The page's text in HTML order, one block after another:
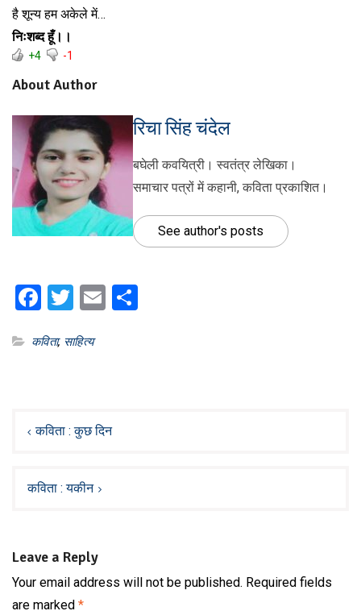
है शून्य हम अकेले में…
निःशब्द हूँ।।
+4 -1
About Author
रिचा सिंह चंदेल
बघेली कवयित्री। स्वतंत्र लेखिका।
समाचार पत्रों में कहानी, कविता प्रकाशित।
See author's posts
Facebook
Twitter
Email
कविता, साहित्य
navigation
कविता : कुछ दिन
कविता : यकीन
Leave a Reply
Your email address will not be published. Required fields
are marked *